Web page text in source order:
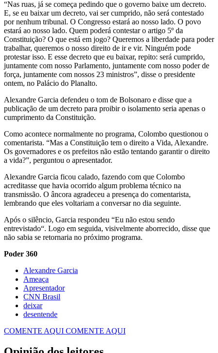
“Nas ruas, já se começa pedindo que o governo baixe um decreto.
E, se eu baixar um decreto, vai ser cumprido, não será contestado
por nenhum tribunal. O Congresso estará ao nosso lado. O povo
estará ao nosso lado. Quem poderá contestar o artigo 5º da
Constituição? O que está em jogo? Queremos a liberdade para poder
trabalhar, queremos o nosso direito de ir e vir. Ninguém pode
protestar isso. E esse decreto que eu baixar, repito: será cumprido,
juntamente com nosso Parlamento, juntamente com nosso poder de
força, juntamente com nossos 23 ministros”, disse o presidente
ontem, no Palácio do Planalto.
Alexandre Garcia defendeu o tom de Bolsonaro e disse que a
publicação de um decreto para proibir o isolamento seria apenas o
cumprimento da Constituição.
Como acontece normalmente no programa, Colombo questionou o
comentarista. “Mas a Constituição tem o direito a Vida, Alexandre.
Os governadores e os prefeitos não estão tentando garantir o direito
a vida?”, perguntou o apresentador.
Alexandre Garcia ficou calado, fazendo com que Colombo
acreditasse que havia ocorrido algum problema técnico na
transmissão. O âncora agradeceu a presença do comentarista,
lembrando que eles voltariam a conversar no dia seguinte.
Após o silêncio, Garcia respondeu “Eu não estou sendo
entrevistado“. Logo em seguida, visivelmente aborrecido, disse que
não sabia se retornaria no próximo programa.
Poder 360
Alexandre Garcia
Ameaça
Apresentador
CNN Brasil
deixar
desentende
COMENTE AQUI COMENTE AQUI